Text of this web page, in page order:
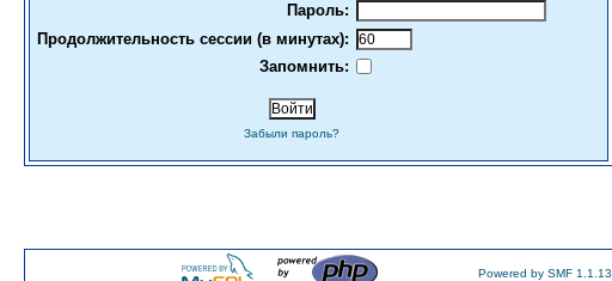
Пароль:
Продолжительность сессии (в минутах):
Запомнить:
Забыли пароль?
Powered by SMF 1.1.13